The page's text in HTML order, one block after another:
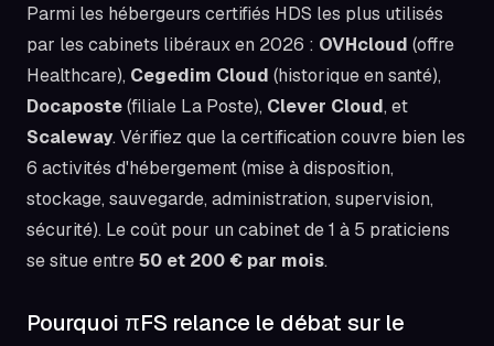
Parmi les hébergeurs certifiés HDS les plus utilisés
par les cabinets libéraux en 2026 : OVHcloud (offre
Healthcare), Cegedim Cloud (historique en santé),
Docaposte(filiale La Poste), Clever Cloud, et
Scaleway. Vérifiez que la certification couvre bien les
6 activités d'hébergement (mise à disposition,
stockage, sauvegarde, administration, supervision,
sécurité). Le coût pour un cabinet de 1 à 5 praticiens
se situe entre50 et 200 € par mois.
Pourquoi πFS relance le débat sur le